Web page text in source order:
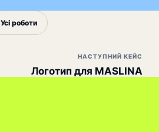
Усі роботи
НАСТУПНИЙ КЕЙС
Логотип для MASLINA